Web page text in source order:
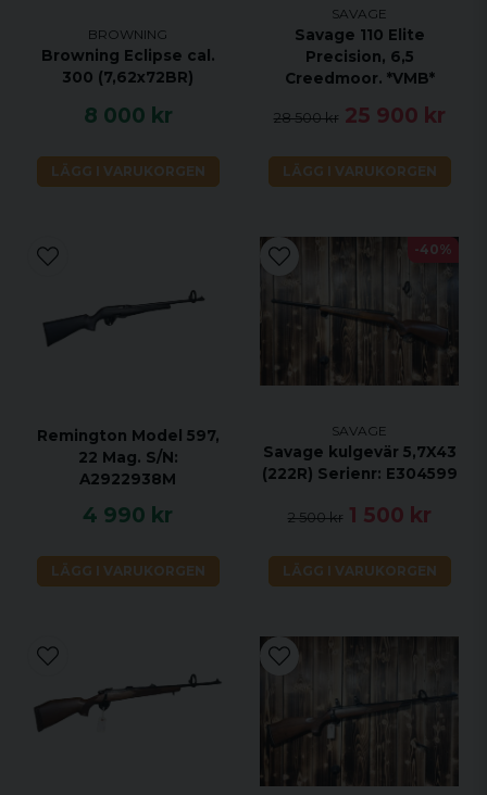
BROWNING
Browning Eclipse cal.
300 (7,62x72BR)
8 000 kr
LÄGG I VARUKORGEN
SAVAGE
Savage 110 Elite
Precision, 6,5
Creedmoor. *VMB*
28 500 kr 25 900 kr
LÄGG I VARUKORGEN
Remington Model 597,
22 Mag. S/N:
A2922938M
4 990 kr
LÄGG I VARUKORGEN
SAVAGE
Savage kulgevär 5,7X43
(222R) Serienr: E304599
2 500 kr 1 500 kr
LÄGG I VARUKORGEN
-40%